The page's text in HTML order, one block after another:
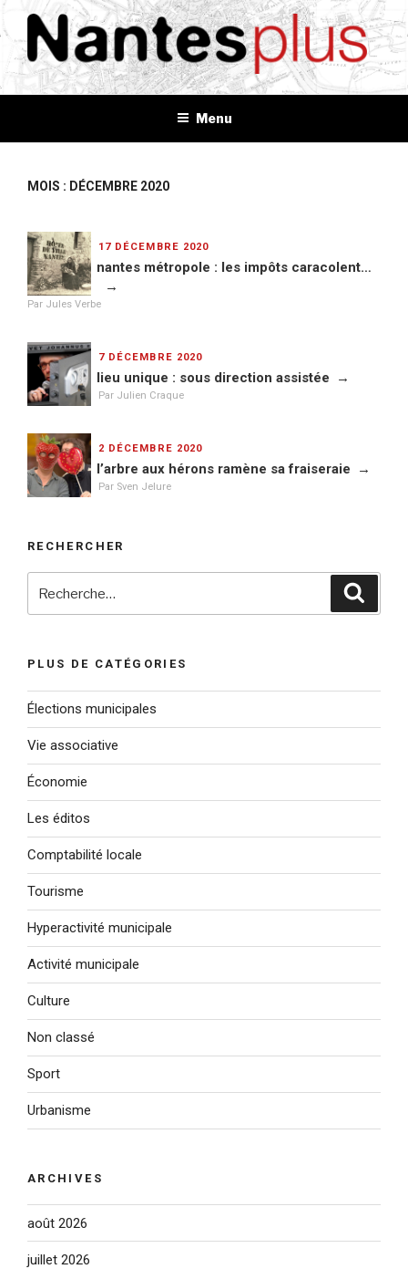
Aller
au
contenu
principal
NANTES+
Plus d'informations, plus d'idées, plus de tout
Menu
MOIS : DÉCEMBRE 2020
PUBLIÉ
17 DÉCEMBRE 2020
nantes métropole : les impôts caracolent…
Par Jules Verbe
PUBLIÉ
7 DÉCEMBRE 2020
lieu unique : sous direction assistée
Par Julien Craque
PUBLIÉ
2 DÉCEMBRE 2020
l’arbre aux hérons ramène sa fraiseraie
Par Sven Jelure
RECHERCHER
PLUS DE CATÉGORIES
Élections municipales
Vie associative
Économie
Les éditos
Comptabilité locale
Tourisme
Hyperactivité municipale
Activité municipale
Culture
Non classé
Sport
Urbanisme
ARCHIVES
août 2026
juillet 2026